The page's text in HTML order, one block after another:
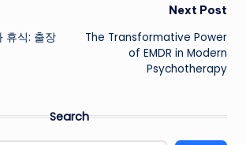
휴식: 출장
Next Post
The Transformative Power
of EMDR in Modern
Psychotherapy
Search